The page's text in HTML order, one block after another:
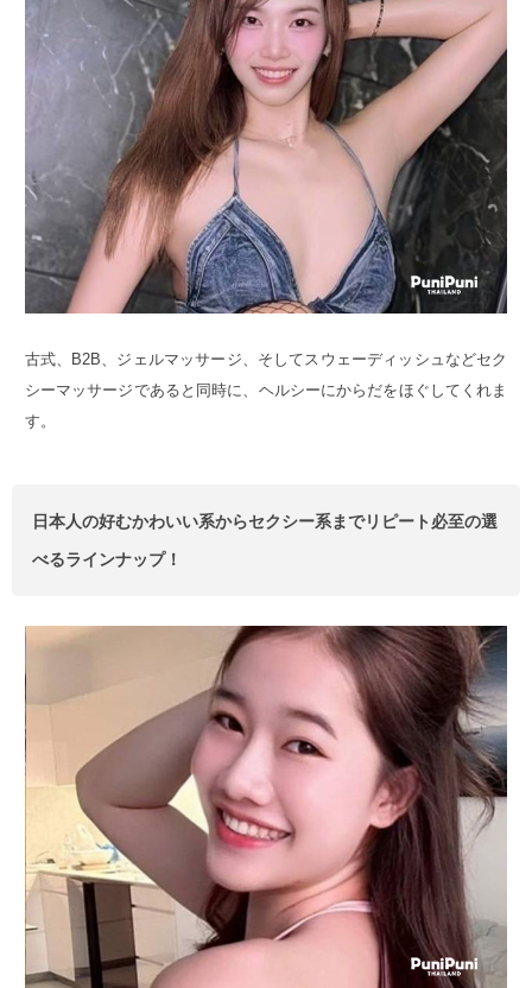
古式、B2B、ジェルマッサージ、そしてスウェーディッシュなどセク
シーマッサージであると同時に、ヘルシーにからだをほぐしてくれま
す。
日本人の好むかわいい系からセクシー系までリピート必至の選
べるラインナップ！